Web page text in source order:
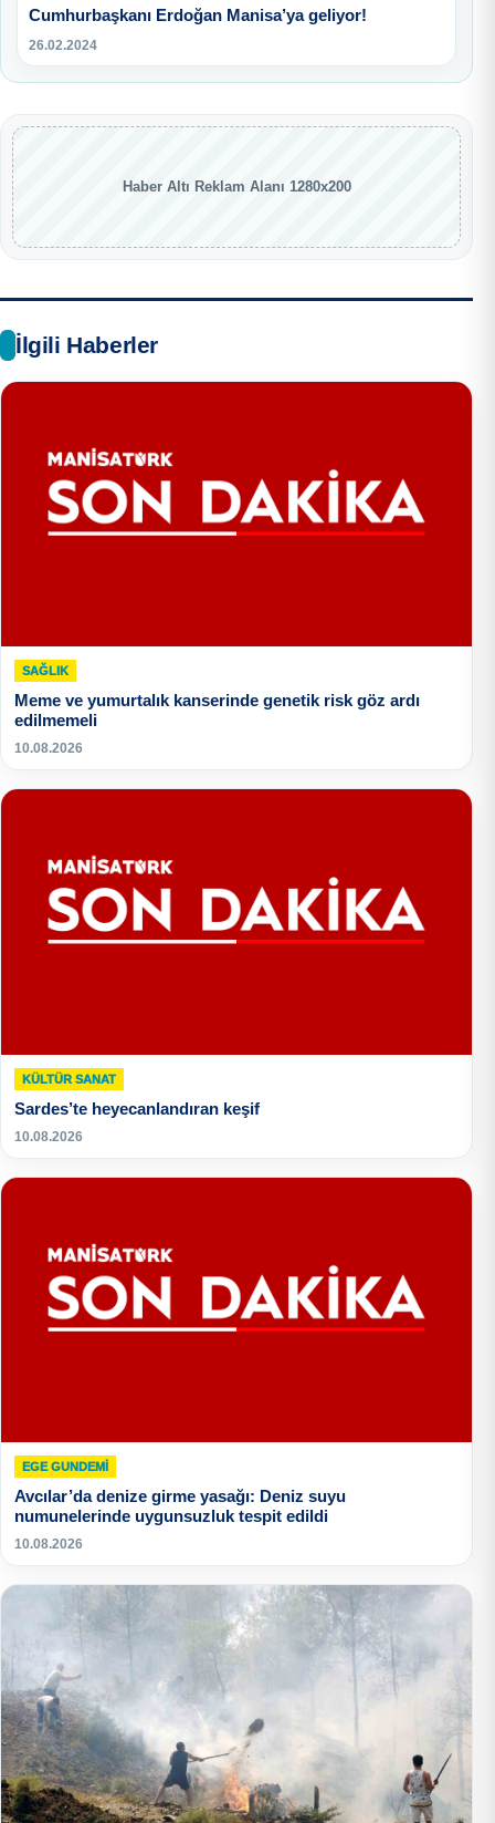
Cumhurbaşkanı Erdoğan Manisa’ya geliyor!
26.02.2024
Haber Altı Reklam Alanı 1280x200
İlgili Haberler
SAĞLIK
Meme ve yumurtalık kanserinde genetik risk göz ardı
edilmemeli
10.08.2026
KÜLTÜR SANAT
Sardes’te heyecanlandıran keşif
10.08.2026
EGE GUNDEMİ
Avcılar’da denize girme yasağı: Deniz suyu
numunelerinde uygunsuzluk tespit edildi
10.08.2026